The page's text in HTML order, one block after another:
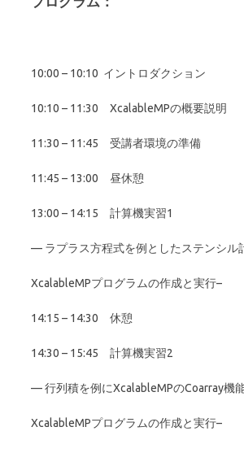
10:00 – 10:10 イントロダクション
10:10 – 11:30 XcalableMPの概要説明
11:30 – 11:45 受講者環境の準備
11:45 – 13:00 昼休憩
13:00 – 14:15 計算機実習1
— ラプラス方程式を例としたステンシル
XcalableMPプログラムの作成と実行–
14:15 – 14:30 休憩
14:30 – 15:45 計算機実習2
— 行列積を例にXcalableMPのCoarray機
XcalableMPプログラムの作成と実行–